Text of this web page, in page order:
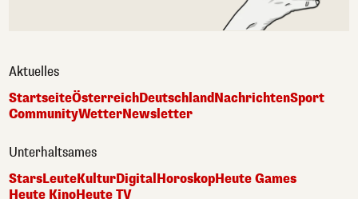
Aktuelles
StartseiteÖsterreichDeutschlandNachrichtenSport
CommunityWetterNewsletter
Unterhaltsames
StarsLeuteKulturDigital HoroskopHeute Games
Heute KinoHeute TV